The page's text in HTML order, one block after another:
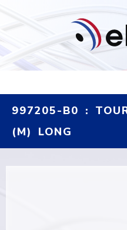
997205-B0 :
(M) LONG